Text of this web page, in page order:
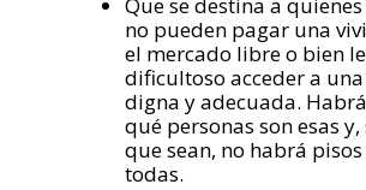
Que se destina a
no pueden pagar una
el mercado libre o bien
dificultoso acceder a una
digna y adecuada.
qué personas son esas y,
que sean, no habrá
todas.